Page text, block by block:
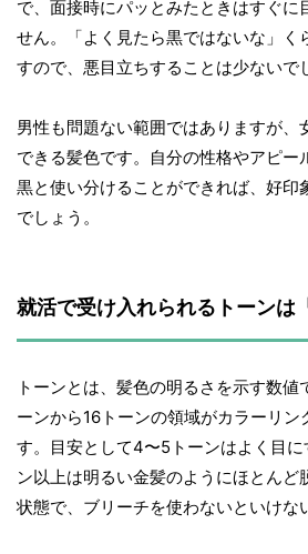
で、面接時にパッとみたときはすぐに
せん。「よく見たら黒ではないな」く
すので、悪目立ちすることは少ないで
男性も問題ない範囲ではありますが、
できる髪色です。自分の性格やアピー
黒と使い分けることができれば、好印
でしょう。
就活で受け入れられるトーンは
トーンとは、髪色の明るさを示す数値
ーンから16トーンの領域がカラーリン
す。目安として4〜5トーンはよく目
ン以上は明るい金髪のようにほとんど
状態で、ブリーチを使わないといけな